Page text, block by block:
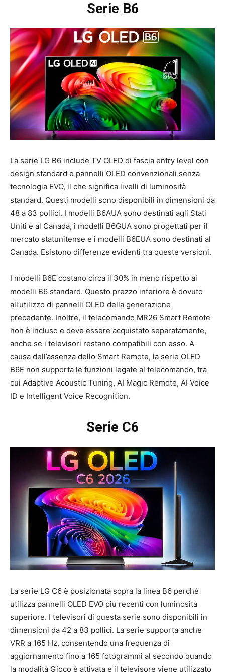
Serie B6
La serie LG B6 include TV OLED di fascia entry level con
design standard e pannelli OLED convenzionali senza
tecnologia EVO, il che significa livelli di luminosità
standard. Questi modelli sono disponibili in dimensioni da
48 a 83 pollici. I modelli B6AUA sono destinati agli Stati
Uniti e al Canada, i modelli B6GUA sono progettati per il
mercato statunitense e i modelli B6EUA sono destinati al
Canada. Esistono differenze evidenti tra queste versioni.
I modelli B6E costano circa il 30% in meno rispetto ai
modelli B6 standard. Questo prezzo inferiore è dovuto
all’utilizzo di pannelli OLED della generazione
precedente. Inoltre, il telecomando MR26 Smart Remote
non è incluso e deve essere acquistato separatamente,
anche se i televisori restano compatibili con esso. A
causa dell’assenza dello Smart Remote, la serie OLED
B6E non supporta le funzioni legate al telecomando, tra
cui Adaptive Acoustic Tuning, AI Magic Remote, AI Voice
ID e Intelligent Voice Recognition.
Serie C6
La serie LG C6 è posizionata sopra la linea B6 perché
utilizza pannelli OLED EVO più recenti con luminosità
superiore. I televisori di questa serie sono disponibili in
dimensioni da 42 a 83 pollici. La serie supporta anche
VRR a 165 Hz, consentendo una frequenza di
aggiornamento fino a 165 fotogrammi al secondo quando
la modalità Gioco è attivata e il televisore viene utilizzato